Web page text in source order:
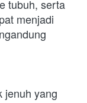
tubuh, serta
menjadi
jenuh yang